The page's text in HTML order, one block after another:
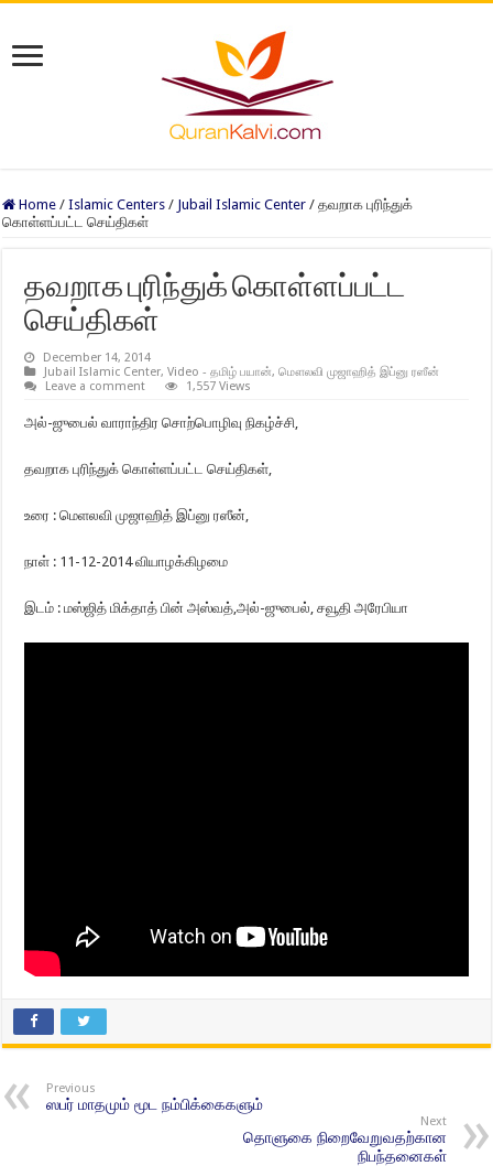
Home / Islamic Centers / Jubail Islamic Center / தவறாக புரிந்துக்
கொள்ளப்பட்ட செய்திகள்
தவறாக புரிந்துக் கொள்ளப்பட்ட
செய்திகள்
December 14, 2014
Jubail Islamic Center,Video - தமிழ் பயான்,மௌலவி முஜாஹித் இப்னு ரஸீன்
Leave a comment
1,557 Views
அல்-ஜுபைல் வாராந்திர சொற்பொழிவு நிகழ்ச்சி,
தவறாக புரிந்துக் கொள்ளப்பட்ட செய்திகள்,
உரை : மெளலவி முஜாஹித் இப்னு ரஸீன்,
நாள் : 11-12-2014 வியாழக்கிழமை
இடம் : மஸ்ஜித் மிக்தாத் பின் அஸ்வத்,அல்-ஜுபைல், சவூதி அரேபியா
Previous
ஸபர் மாதமும் மூட நம்பிக்கைகளும்
Next
தொளுகை நிறைவேறுவதற்கான
நிபந்தனைகள்